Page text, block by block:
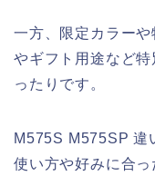
一方、限定カラー
やギフト用途など
ったりです。
M575S M575SP 違
使い方や好みに合